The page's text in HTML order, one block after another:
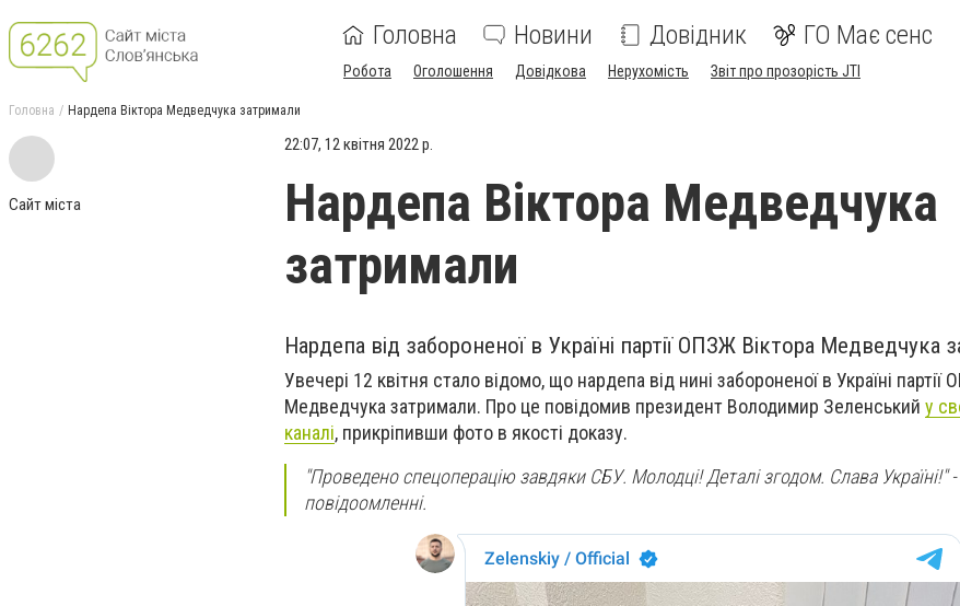
Головна Новини Довідник ГО Має сенс
Робота Оголошення Довідкова Нерухомість Звіт про прозорість JTI
Головна Нардепа Віктора Медведчука затримали
Сайт міста
22:07, 12 квітня 2022 р.
Нардепа Віктора Медведчука
затримали
Нардепа від забороненої в Україні партії ОПЗЖ Віктора Медведчука
Увечері 12 квітня стало відомо, що нардепа від нині забороненої в Україні партії
Медведчука затримали. Про це повідомив президент Володимир Зеленський у
каналі, прикріпивши фото в якості доказу.
"Проведено спецоперацію завдяки СБУ. Молодці! Деталі згодом. Слава Україні!"
повідоомленні.